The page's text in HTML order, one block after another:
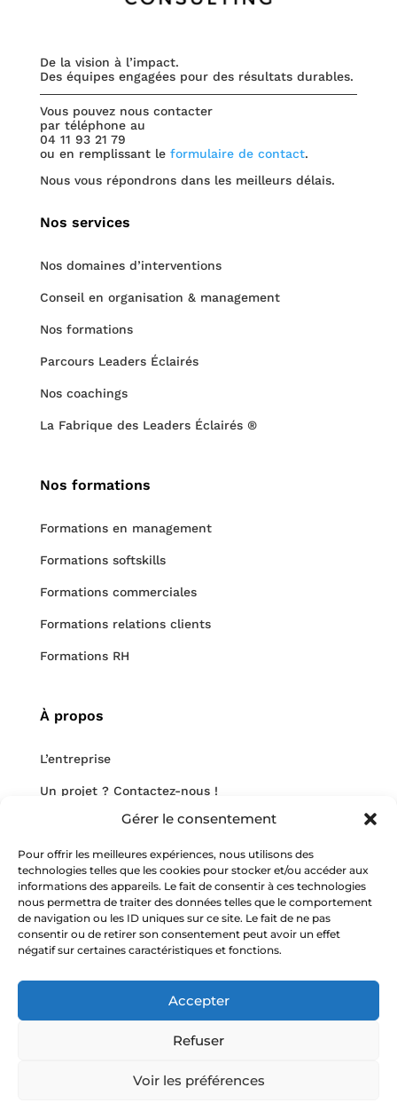
Gérer le consentement
Pour offrir les meilleures expériences, nous utilisons des
technologies telles que les cookies pour stocker et/ou accéder aux
informations des appareils. Le fait de consentir à ces technologies
nous permettra de traiter des données telles que le comportement
de navigation ou les ID uniques sur ce site. Le fait de ne pas
consentir ou de retirer son consentement peut avoir un effet
négatif sur certaines caractéristiques et fonctions.
Accepter
Refuser
Voir les préférences
De la vision à l’impact.
Des équipes engagées pour des résultats durables.
Vous pouvez nous contacter
par téléphone au
04 11 93 21 79
ou en remplissant le formulaire de contact.
Nous vous répondrons dans les meilleurs délais.
Nos services
Nos domaines d’interventions
Conseil en organisation & management
Nos formations
Parcours Leaders Éclairés
Nos coachings
La Fabrique des Leaders Éclairés ®
Nos formations
Formations en management
Formations softskills
Formations commerciales
Formations relations clients
Formations RH
À propos
L’entreprise
Un projet ? Contactez-nous !
Nous rejoindre
Notre blog
Copyright HMR-Consulting
Tous droits réservés
Site web réalisé par 2cafes